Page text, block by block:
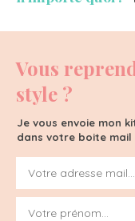
Vous
style ?
Je vous envoie mon
dans votre boite